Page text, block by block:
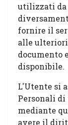
utilizzati da
fornire il
alle
documento
disponibile.
L'Utente si
Personali
mediante
avere il